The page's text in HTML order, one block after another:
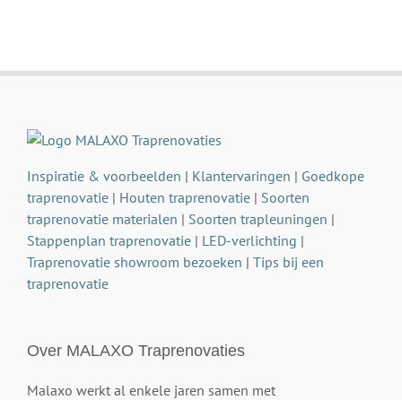
Inspiratie & voorbeelden | Klantervaringen | Goedkope
traprenovatie | Houten traprenovatie | Soorten
traprenovatie materialen | Soorten trapleuningen |
Stappenplan traprenovatie | LED-verlichting |
Traprenovatie showroom bezoeken | Tips bij een
traprenovatie
Over MALAXO Traprenovaties
Malaxo werkt al enkele jaren samen met